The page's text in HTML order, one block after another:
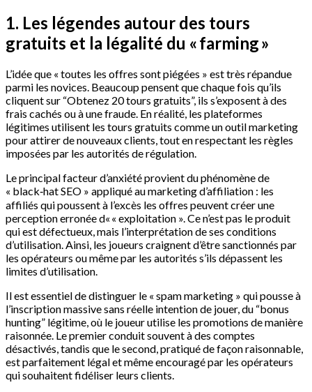
1. Les légendes autour des tours
gratuits et la légalité du « farming »
L’idée que « toutes les offres sont piégées » est très répandue
parmi les novices. Beaucoup pensent que chaque fois qu’ils
cliquent sur “Obtenez 20 tours gratuits”, ils s’exposent à des
frais cachés ou à une fraude. En réalité, les plateformes
légitimes utilisent les tours gratuits comme un outil marketing
pour attirer de nouveaux clients, tout en respectant les règles
imposées par les autorités de régulation.
Le principal facteur d’anxiété provient du phénomène de
« black‑hat SEO » appliqué au marketing d’affiliation : les
affiliés qui poussent à l’excès les offres peuvent créer une
perception erronée d« « exploitation ». Ce n’est pas le produit
qui est défectueux, mais l’interprétation de ses conditions
d’utilisation. Ainsi, les joueurs craignent d’être sanctionnés par
les opérateurs ou même par les autorités s’ils dépassent les
limites d’utilisation.
Il est essentiel de distinguer le « spam marketing » qui pousse à
l’inscription massive sans réelle intention de jouer, du “bonus
hunting” légitime, où le joueur utilise les promotions de manière
raisonnée. Le premier conduit souvent à des comptes
désactivés, tandis que le second, pratiqué de façon raisonnable,
est parfaitement légal et même encouragé par les opérateurs
qui souhaitent fidéliser leurs clients.